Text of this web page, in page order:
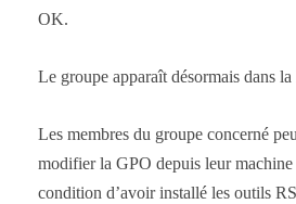
OK.
Le groupe apparaît désormais dans
Les membres du groupe concerné
modifier la GPO depuis leur machine
condition d’avoir installé les outils